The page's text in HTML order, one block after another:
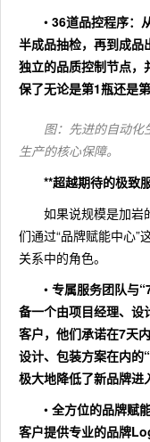
• 36道品控程序：
半成品抽检，再到成品
独立的品质控制节点，
保了无论是第1瓶还是
图：先进的自动化
生产的核心保障。
**超越期待的极致
如果说规模是加岩
们通过“品牌赋能中心”
关系中的角色。
• 专属服务团队与
备一个由项目经理、设
客户，他们承诺在7天内
设计、包装方案在内的
极大地降低了新品牌进
• 全方位的品牌赋
客户提供专业的品牌